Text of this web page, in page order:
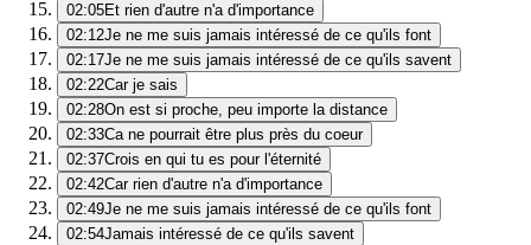
02:05Et rien d'autre n'a d'importance
02:12Je ne me suis jamais intéressé de ce qu'ils font
02:17Je ne me suis jamais intéressé de ce qu'ils savent
02:22Car je sais
02:28On est si proche, peu importe la distance
02:33Ca ne pourrait être plus près du coeur
02:37Crois en qui tu es pour l'éternité
02:42Car rien d'autre n'a d'importance
02:49Je ne me suis jamais intéressé de ce qu'ils font
02:54Jamais intéressé de ce qu'ils savent